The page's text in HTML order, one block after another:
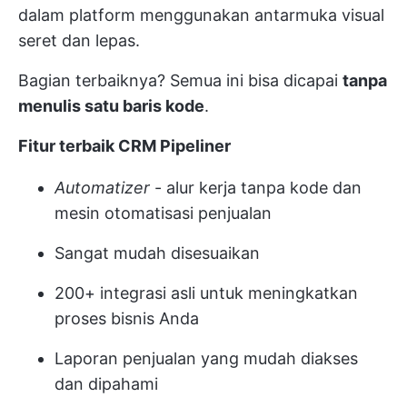
dalam platform menggunakan antarmuka visual
seret dan lepas.
Bagian terbaiknya? Semua ini bisa dicapai tanpa
menulis satu baris kode.
Fitur terbaik CRM Pipeliner
Automatizer - alur kerja tanpa kode dan
mesin otomatisasi penjualan
Sangat mudah disesuaikan
200+ integrasi asli untuk meningkatkan
proses bisnis Anda
Laporan penjualan yang mudah diakses
dan dipahami